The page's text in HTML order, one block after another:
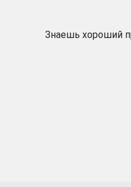
Знаешь хороший